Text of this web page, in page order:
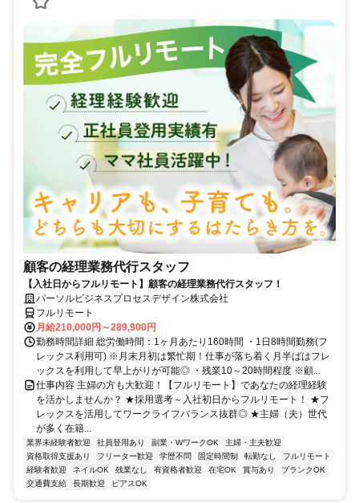
顧客の経理業務代行スタッフ
【入社日からフルリモート】顧客の経理業務代行スタッフ！
パーソルビジネスプロセスデザイン株式会社
フルリモート
月給210,000円～289,900円
勤務時間詳細 総労働時間：1ヶ月あたり160時間 ・1日8時間勤務(フ
レックス利用可) ※月末月初は繁忙期！仕事が落ち着く月半ばはフレ
ックスを利用して早上がりが可能◎ ・残業10～20時間程度 ※顧...
仕事内容 主婦の方も大歓迎！【フルリモート】であなたの経理経験
を活かしませんか？ ★採用選考～入社初日からフルリモート！ ★フ
レックスを活用してワークライフバランス抜群◎ ★主婦（夫）世代
が多く在籍...
業界未経験者歓迎 社員登用あり 副業・WワークOK
主婦・主夫歓迎
資格取得支援あり
フリーター歓迎 学歴不問 固定時間制 転勤なし
フルリモート
経験者歓迎
ネイルOK 残業なし 有資格者歓迎 在宅OK 賞与あり
ブランクOK
交通費支給
長期歓迎 ピアスOK